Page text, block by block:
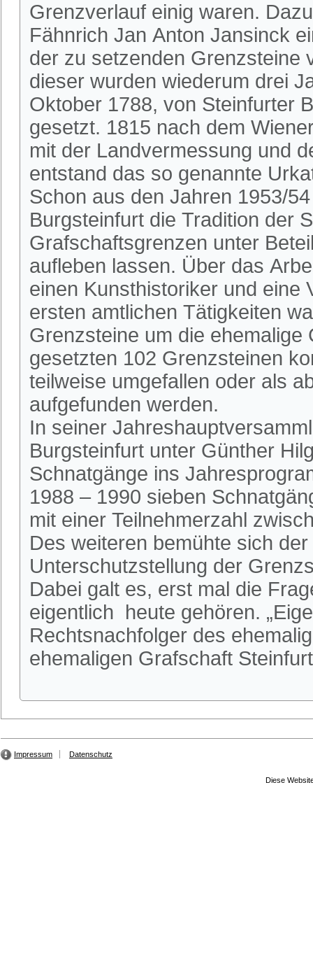
Grenzverlauf einig waren.
Fähnrich Jan Anton Jansinck
der zu setzenden Grenzsteine
dieser wurden wiederum drei
Oktober 1788, von Steinfurter
gesetzt. 1815 nach dem
mit der Landvermessung und
entstand das so genannte
Schon aus den Jahren 1953/
Burgsteinfurt die Tradition der
Grafschaftsgrenzen unter
aufleben lassen. Über das
einen Kunsthistoriker und eine
ersten amtlichen Tätigkeiten
Grenzsteine um die
gesetzten 102 Grenzsteinen
teilweise umgefallen oder als
aufgefunden werden.
In seiner
Burgsteinfurt unter Günther
Schnatgänge ins
1988 – 1990 sieben
mit einer Teilnehmerzahl
Des weiteren bemühte sich
Unterschutzstellung der
Dabei galt es, erst mal die
eigentlich heute gehören.
Rechtsnachfolger des
ehemaligen Grafschaft
Impressum Datenschutz
Diese